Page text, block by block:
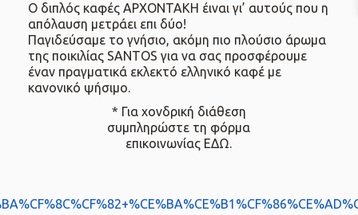
Ο διπλός καφές ΑΡΧΟΝΤΑΚΗ έιναι γι’ αυτούς που η
απόλαυση μετράει επι δύο!
Παγιδεύσαμε το γνήσιο, ακόμη πιο πλούσιο άρωμα
της ποικιλίας SANTOS για να σας προσφέρουμε
έναν πραγματικά εκλεκτό ελληνικό καφέ με
κανονικό ψήσιμο.
* Για χονδρική διάθεση
συμπληρώστε τη φόρμα
επικοινωνίας ΕΔΩ.